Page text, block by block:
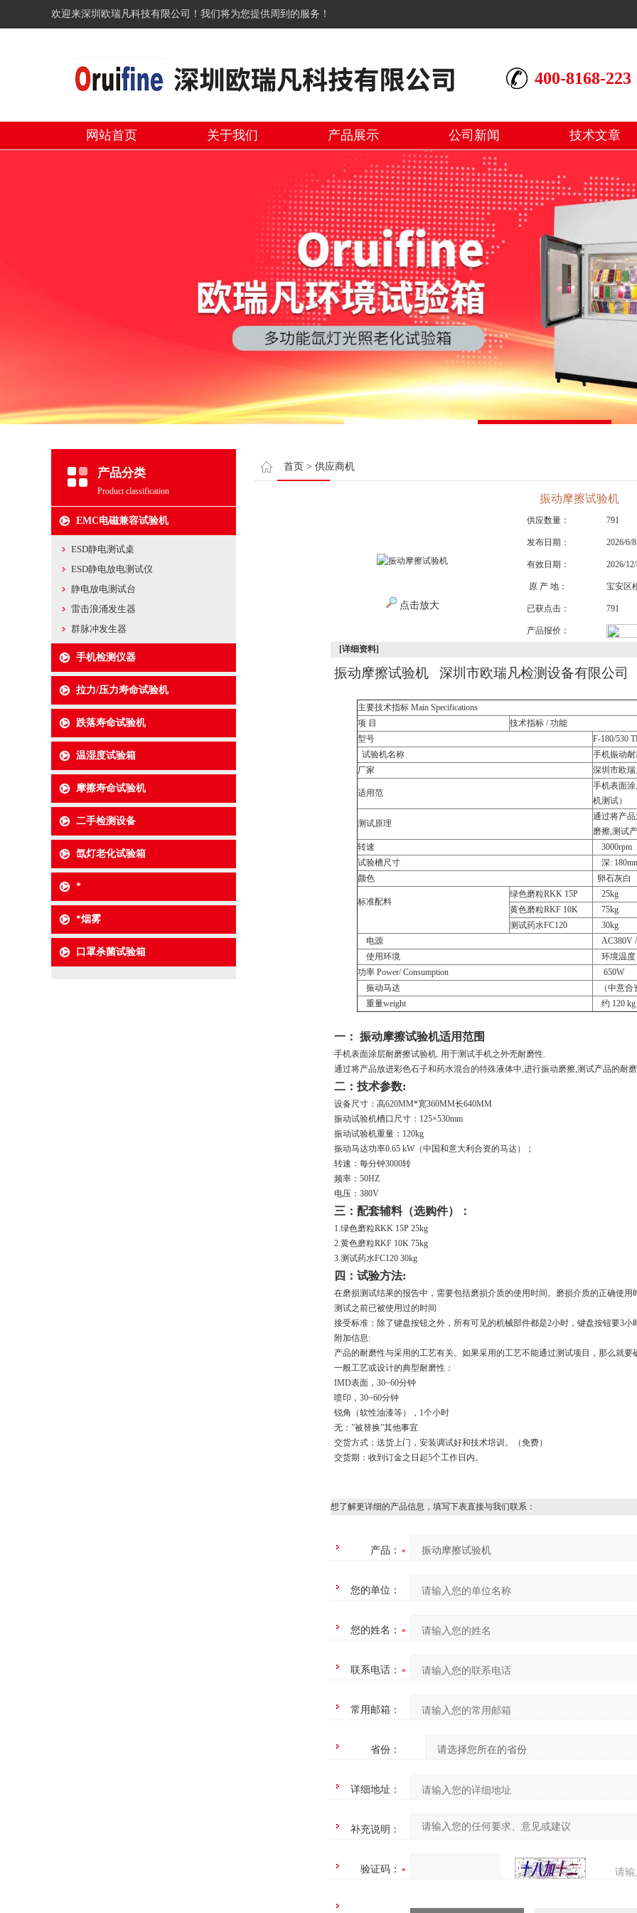
欢迎来深圳欧瑞凡科技有限公司！我们将为您提供周到的服务！
400-8168-223
网站首页 关于我们 产品展示 公司新闻 技术文章
产品分类
Product classification
EMC电磁兼容试验机
ESD静电测试桌
ESD静电放电测试仪
静电放电测试台
雷击浪涌发生器
群脉冲发生器
手机检测仪器
拉力/压力寿命试验机
跌落寿命试验机
温湿度试验箱
摩擦寿命试验机
二手检测设备
氙灯老化试验箱
*
*烟雾
口罩杀菌试验箱
首页 > 供应商机
振动摩擦试验机
点击放大
供应数量： 791
发布日期： 2026/6/8
有效日期： 2026/
原 产 地： 宝安区
已获点击： 791
产品报价：
[详细资料]
振动摩擦试验机 深圳市欧瑞凡检测设备有限公司
主要技术指标 Main Specifications
项 目 技术指标 /功能
型号
F-180/530
试验机名称
手机振动
厂家
深圳市欧
适用范
手机表面
机测试）
测试原理
通过将产
磨擦,测试
转速
3000rpm
试验槽尺寸
深:
颜色
卵石灰白
标准配料
绿色磨粒RKK 15P
25kg
黄色磨粒RKF 10K
75kg
测试药水FC120
30kg
电源
AC380V
使用环境
环境温度
功率 Power/ Consumption
650W
振动马达
（中意合
重量weight 约 120 kg
一： 振动摩擦试验机适用范围
手机表面涂层耐磨擦试验机. 用于测试手机之外壳耐磨性.
通过将产品放进彩色石子和药水混合的特殊液体中,进行振动磨擦,测试产品的耐
二：技术参数:
设备尺寸：高620MM*宽360MM长640MM
振动试验机槽口尺寸：125×530mm
振动试验机重量：120kg
振动马达功率0.65 kW（中国和意大利合资的马达）；
转速：每分钟3000转
频率：50HZ
电压：380V
三： 配套辅料（选购件）：
1.绿色磨粒RKK 15P 25kg
2.黄色磨粒RKF 10K 75kg
3.测试药水FC120 30kg
四：试验方法:
在磨损测试结果的报告中，需要包括磨损介质的使用时间。磨损介质的正确使
测试之前已被使用过的时间
接受标准：除了键盘按钮之外，所有可见的机械部件都是2小时，键盘按钮要3小
附加信息:
产品的耐磨性与采用的工艺有关。如果采用的工艺不能通过测试项目，那么就要
一般工艺或设计的典型耐磨性：
IMD表面，30~60分钟
喷印，30~60分钟
锐角（软性油漆等），1个小时
无：”被替换”其他事宜
交货方式：送货上门，安装调试好和技术培训。（免费）
交货期：收到订金之日起5个工作日内。
想了解更详细的产品信息，填写下表直接与我们联系：
产品：
您的单位：
您的姓名：
联系电话：
常用邮箱：
省份：
详细地址：
补充说明：
验证码：
请输